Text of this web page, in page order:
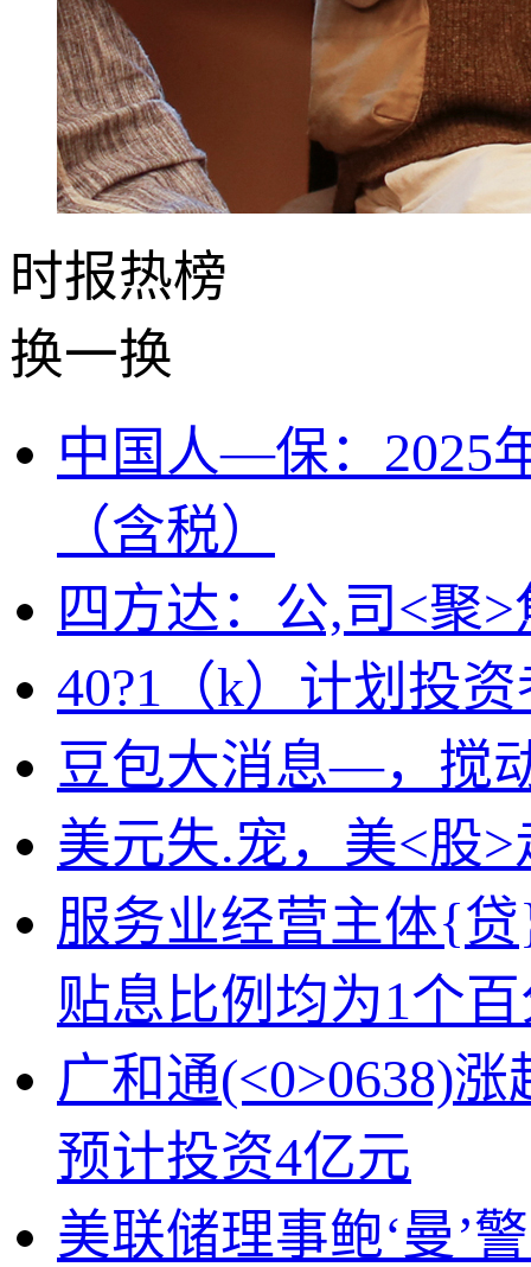
时报热榜
换一换
中国人—保：2025
（含税）
四方达：公,司<聚
40?1（k）计划投
豆包大消息—，搅
美元失.宠，美<股
服务业经营主体{
贴息比例均为1个
广和通(<0>0638)
预计投资4亿元
美联储理事鲍‘曼’